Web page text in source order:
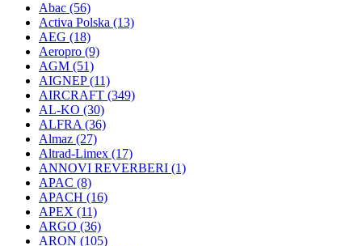
Abac (56)
Activa Polska (13)
AEG (18)
Aeropro (9)
AGM (51)
AIGNEP(11)
AIRCRAFT (349)
AL-KO (30)
ALFRA (36)
Almaz (27)
Altrad-Limex (17)
ANNOVI REVERBERI (1)
APAC (8)
APACH (16)
APEX (11)
ARGO (36)
ARON (105)